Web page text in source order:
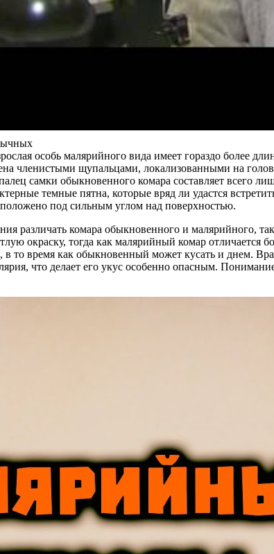
особь малярийного вида имеет гораздо более
членистыми щупальцами, локализованными на
самки обыкновенного комара составляет всего
темные пятна, которые вряд ли удастся
под сильным углом над поверхностью.
различать комара обыкновенного и малярийного,
окраску, тогда как малярийный комар
в то время как обыкновенный может кусать и днем.
что делает его укус особенно опасным.